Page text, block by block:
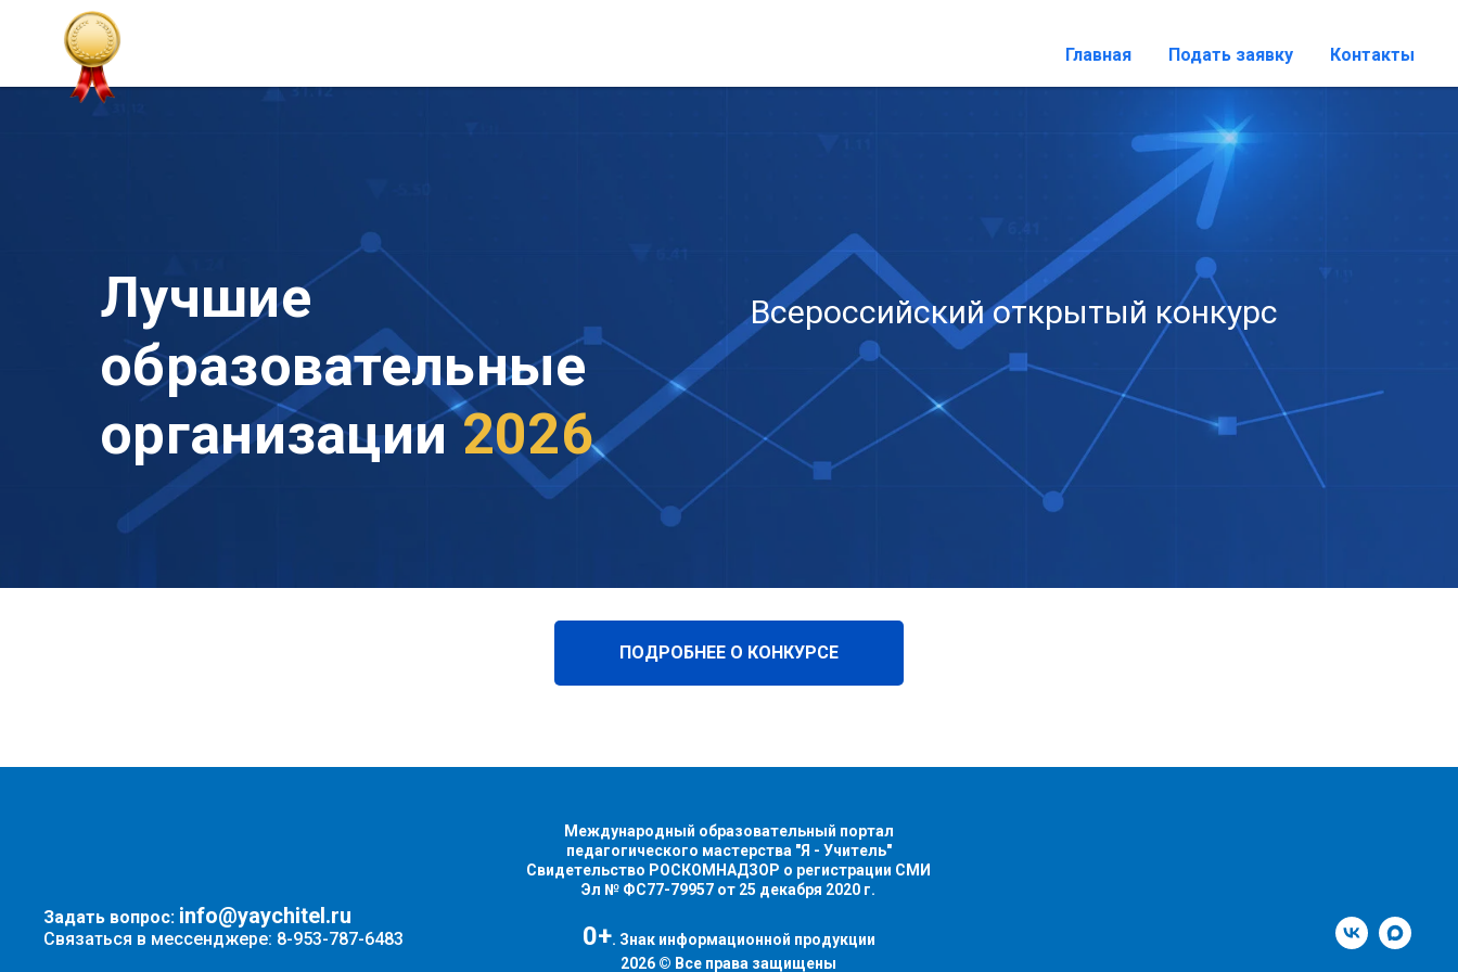
Главная Подать заявку Контакты
Лучшие
образовательные
организации2026
Всероссийский открытый конкурс
ПОДРОБНЕЕ О КОНКУРСЕ
Задать вопрос: info@yaychitel.ru
Связаться в мессенджере: 8-953-787-6483
Международный образовательный портал
педагогического мастерства "Я - Учитель"
Свидетельство РОСКОМНАДЗОР о регистрации СМИ
Эл № ФС77-79957 от 25 декабря 2020 г.
0+. Знак информационной продукции
2026 © Все права защищены